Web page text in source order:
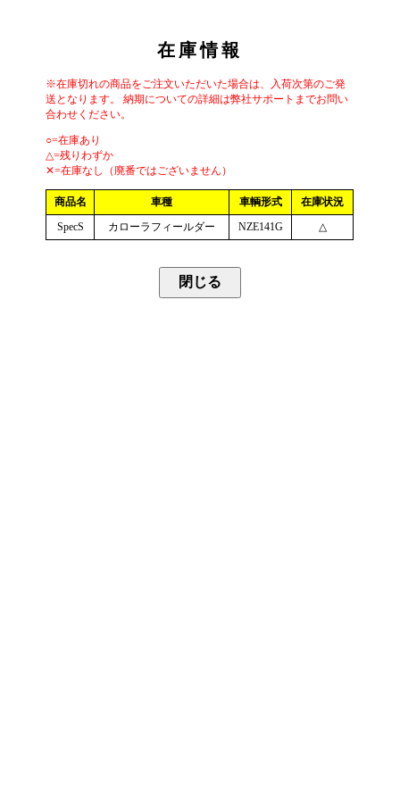
在庫情報
※在庫切れの商品をご注文いただいた場合は、入荷次第のご発
送となります。 納期についての詳細は弊社サポートまでお問い
合わせください。
○=在庫あり
△=残りわずか
✕=在庫なし（廃番ではございません）
商品名 車種 車輌形式
在庫状況
SpecS
カローラフィールダー NZE141G △